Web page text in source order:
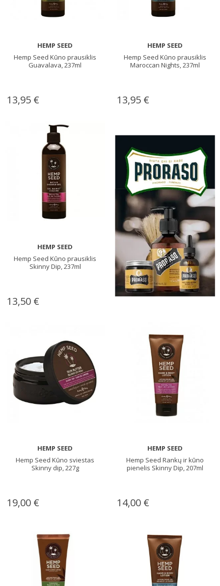
HEMP SEED
Hemp Seed Kūno prausiklis
Guavalava, 237ml
13,95 €
HEMP SEED
Hemp Seed Kūno prausiklis
Maroccan Nights, 237ml
13,95 €
HEMP SEED
Hemp Seed Kūno prausiklis
Skinny Dip, 237ml
13,50 €
HEMP SEED
Hemp Seed Kūno sviestas
Skinny dip, 227g
19,00 €
HEMP SEED
Hemp Seed Rankų ir kūno
pienelis Skinny Dip, 207ml
14,00 €